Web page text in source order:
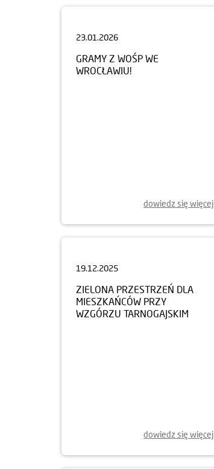
GRAMY Z WOŚP WE
WROCŁAWIU!
dowiedz się więcej
ZIELONA PRZESTRZEŃ DLA
MIESZKAŃCÓW PRZY
WZGÓRZU TARNOGAJSKIM
dowiedz się więcej